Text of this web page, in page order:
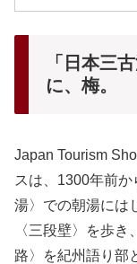
「日本三
に、梅。
Japan Tourism
スは、1300年前
湯〉での朝湯には
〈三段壁〉を歩
路〉を紀州語り部